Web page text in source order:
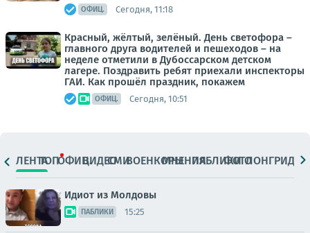
ОФИЦ. Сегодня, 11:18
Красный, жёлтый, зелёный. День светофора –
главного друга водителей и пешеходов – на
неделе отметили в Дубоссарском детском
лагере. Поздравить ребят приехали инспекторы
ГАИ. Как прошёл праздник, покажем
ОФИЦ. Сегодня, 10:51
ЛЕНТАТОПОФИЦ.ВИДЕОСМИВОЕНКОРЫМНЕНИЯПАБЛИКИ
ФОТОЛОНГРИДЫ
Идиот из Молдовы
ПАБЛИКИ 15:25